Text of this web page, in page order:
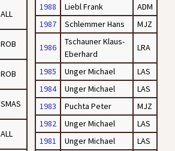
ALL
ROB
ROB
SMAS
ALL
1988
Liebl Frank
ADM
1987
Schlemmer Hans MJZ
1986
Tschauner Klaus-
Eberhard
LRA
1985 Unger Michael
LAS
1984
Unger Michael
LAS
1983
Puchta Peter
MJZ
1982
Unger Michael
LAS
1981
Unger Michael
LAS